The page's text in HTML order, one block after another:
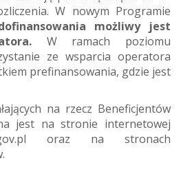
W nowym Programie
możliwy jest
W ramach poziomu
ze wsparcia operatora
prefinansowania, gdzie jest
na rzecz Beneficjentów
jest na stronie internetowej
oraz na stronach